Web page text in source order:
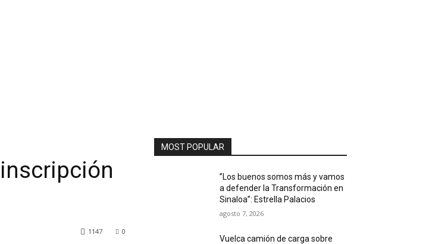
0
1147
MOST POPULAR
”Los buenos somos más y vamos
a defender la Transformación en
Sinaloa”: Estrella Palacios
agosto 7, 2026
Vuelca camión de carga sobre